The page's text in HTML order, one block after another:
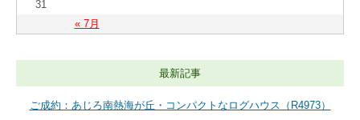
« 7月
31
最新記事
ご成約：あじろ南熱海が丘・コンパクトなログハウス（R4973）